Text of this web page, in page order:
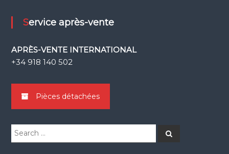
Service après-vente
APRÈS-VENTE INTERNATIONAL
+34 918 140 502
Pièces détachées
Search
for:
Search